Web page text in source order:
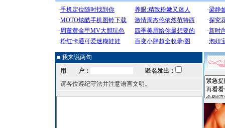
■ 我来说两句
用 户：
匿名发出：
请各位遵纪守法并注意语言文明。